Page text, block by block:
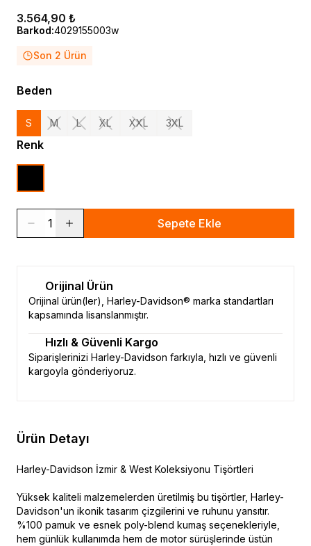
3.564,90 ₺
Barkod:4029155003w
Son 2 Ürün
Beden
S M L XL XXL 3XL
Renk
1 Sepete Ekle
Orijinal Ürün
Orijinal ürün(ler), Harley-Davidson® marka standartları
kapsamında lisanslanmıştır.
Hızlı & Güvenli Kargo
Siparişlerinizi Harley-Davidson farkıyla, hızlı ve güvenli
kargoyla gönderiyoruz.
Ürün Detayı
Harley-Davidson İzmir & West Koleksiyonu Tişörtleri
Yüksek kaliteli malzemelerden üretilmiş bu tişörtler, Harley-
Davidson'un ikonik tasarım çizgilerini ve ruhunu yansıtır.
%100 pamuk ve esnek poly-blend kumaş seçenekleriyle,
hem günlük kullanımda hem de motor sürüşlerinde üstün